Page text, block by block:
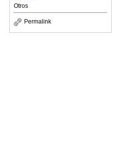
Otros
Permalink